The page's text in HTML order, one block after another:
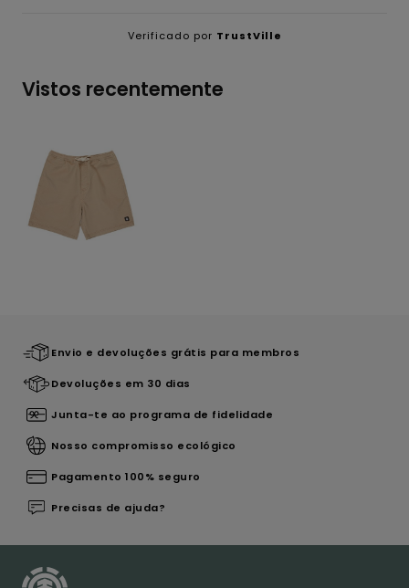
Verificado por TrustVille
Vistos recentemente
Envio e devoluções grátis para membros
Devoluções em 30 dias
Junta-te ao programa de fidelidade
Nosso compromisso ecológico
Pagamento 100% seguro
Precisas de ajuda?